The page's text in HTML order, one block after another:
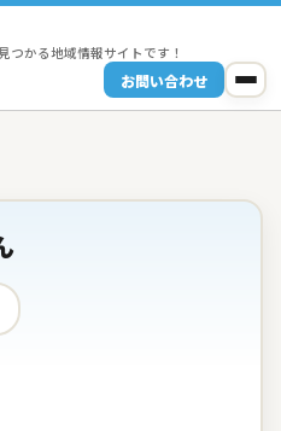
つかる地域情報サイトです！
お問い合わせ